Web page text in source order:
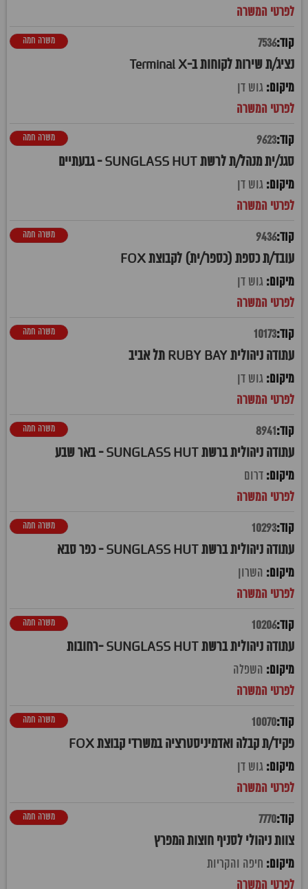
7536
נציג/ת שירות לקוחות ב-Terminal X
משרה חמה
גוש דן
9623
סגנ/ית מנהל/ת לרשת SUNGLASS HUT - גבעתיים
משרה חמה
גוש דן
9436
עובד/ת כספת (כספר/ית) לקבוצת FOX
משרה חמה
גוש דן
10173
עתודה ניהולית RUBY BAY תל אביב
משרה חמה
גוש דן
8941
עתודה ניהולית ברשת SUNGLASS HUT - באר שבע
משרה חמה
דרום
10293
עתודה ניהולית ברשת SUNGLASS HUT - כפר סבא
משרה חמה
השרון
10206
עתודה ניהולית ברשת SUNGLASS HUT -רחובות
משרה חמה
השפלה
10070
פקיד/ת קבלה ואדמיניסטרציה במשרדי קבוצת FOX
משרה חמה
גוש דן
7770
צוות ניהולי לסניף חוצות המפרץ
משרה חמה
חיפה והקריות